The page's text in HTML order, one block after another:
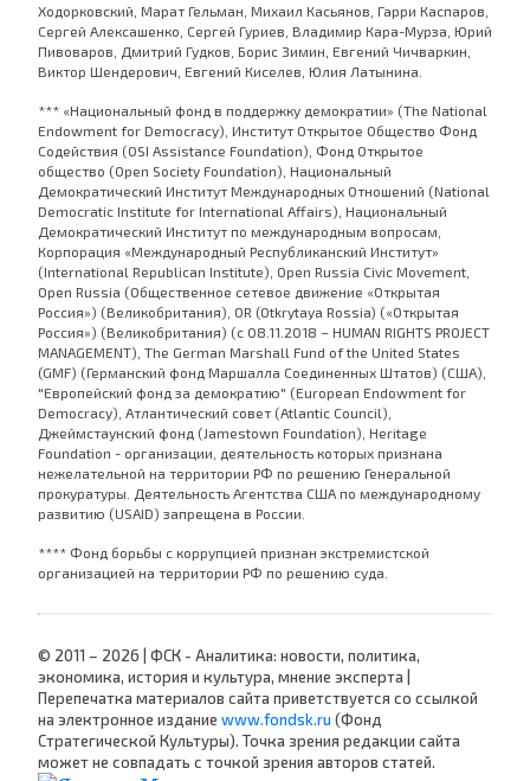
Ходорковский, Марат Гельман, Михаил Касьянов, Гарри Каспаров,
Сергей Алексашенко, Сергей Гуриев, Владимир Кара-Мурза, Юрий
Пивоваров, Дмитрий Гудков, Борис Зимин, Евгений Чичваркин,
Виктор Шендерович, Евгений Киселев, Юлия Латынина.
*** «Национальный фонд в поддержку демократии» (The National
Endowment for Democracy), Институт Открытое Общество Фонд
Содействия (OSI Assistance Foundation), Фонд Открытое
общество (Open Society Foundation), Национальный
Демократический Институт Международных Отношений (National
Democratic Institute for International Affairs), Национальный
Демократический Институт по международным вопросам,
Корпорация «Международный Республиканский Институт»
(International Republican Institute), Open Russia Civic Movement,
Open Russia (Общественное сетевое движение «Открытая
Россия») (Великобритания), OR (Otkrytaya Rossia) («Открытая
Россия») (Великобритания) (с 08.11.2018 – HUMAN RIGHTS PROJECT
MANAGEMENT), The German Marshall Fund of the United States
(GMF) (Германский фонд Маршалла Соединенных Штатов) (США),
"Европейский фонд за демократию" (European Endowment for
Democracy), Атлантический совет (Atlantic Council),
Джеймстаунский фонд (Jamestown Foundation), Heritage
Foundation - организации, деятельность которых признана
нежелательной на территории РФ по решению Генеральной
прокуратуры. Деятельность Агентства США по международному
развитию (USAID) запрещена в России.
**** Фонд борьбы с коррупцией признан экстремистской
организацией на территории РФ по решению суда.
© 2011 – 2026 | ФСК - Аналитика: новости, политика,
экономика, история и культура, мнение эксперта |
Перепечатка материалов сайта приветствуется со ссылкой
на электронное издание www.fondsk.ru (Фонд
Стратегической Культуры). Точка зрения редакции сайта
может не совпадать с точкой зрения авторов статей.